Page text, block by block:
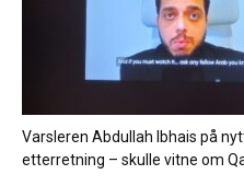
Varsleren Abdullah Ibhais på
etterretning – skulle vitne om